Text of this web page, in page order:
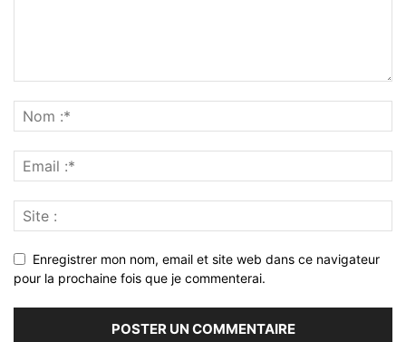
Enregistrer mon nom, email et site web dans ce navigateur
pour la prochaine fois que je commenterai.